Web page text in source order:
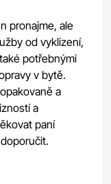
pronajme, ale
od vyklizení,
potřebnými
v bytě.
a
a
paní